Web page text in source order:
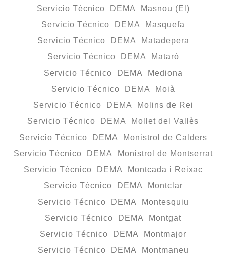
Servicio Técnico DEMA Masnou (El)
Servicio Técnico DEMA Masquefa
Servicio Técnico DEMA Matadepera
Servicio Técnico DEMA Mataró
Servicio Técnico DEMA Mediona
Servicio Técnico DEMA Moià
Servicio Técnico DEMA Molins de Rei
Servicio Técnico DEMA Mollet del Vallès
Servicio Técnico DEMA Monistrol de Calders
Servicio Técnico DEMA Monistrol de Montserrat
Servicio Técnico DEMA Montcada i Reixac
Servicio Técnico DEMA Montclar
Servicio Técnico DEMA Montesquiu
Servicio Técnico DEMA Montgat
Servicio Técnico DEMA Montmajor
Servicio Técnico DEMA Montmaneu